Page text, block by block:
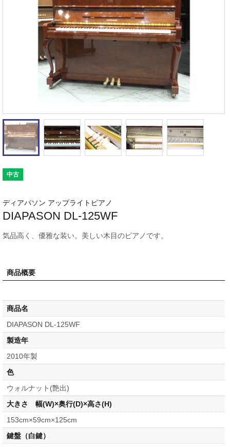
中古
ディアパソン アップライトピアノ
DIAPASON DL-125WF
気品高く、優雅な装い。美しい木目のピアノです。
商品概要
商品名
DIAPASON DL-125WF
製造年
2010年製
色
ウォルナット(艶出)
大きさ 幅(W)×奥行(D)×高さ(H)
153cm×59cm×125cm
鍵盤（白鍵）